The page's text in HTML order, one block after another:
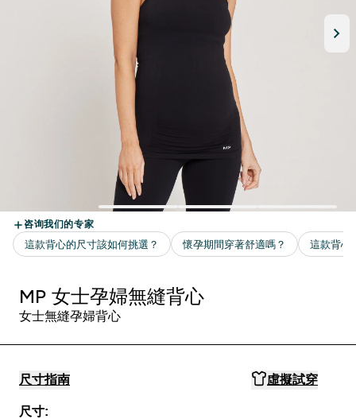
MP 女士孕婦無縫背心
女士無縫孕婦背心
尺寸指南 虛擬試穿
尺寸: